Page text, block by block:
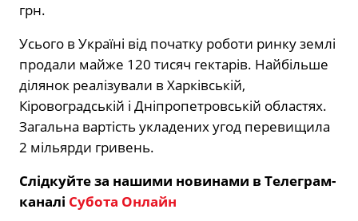
грн.
Усього в Україні від початку роботи ринку землі
продали майже 120 тисяч гектарів. Найбільше
ділянок реалізували в Харківській,
Кіровоградській і Дніпропетровській областях.
Загальна вартість укладених угод перевищила
2 мільярди гривень.
Слідкуйте за нашими новинами в Телеграм-
каналі Субота Онлайн